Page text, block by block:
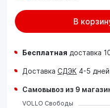
В
Бесплатная доставка
Доставка СДЭК 4-5 дней
Самовывоз из 9
VOLLO Свободы